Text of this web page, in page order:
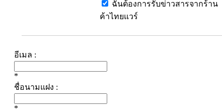
ฉันต้องการรับข่าวสารจากร้าน
ค้าไทยแวร์
อีเมล :
*
ชื่อนามแฝง :
*